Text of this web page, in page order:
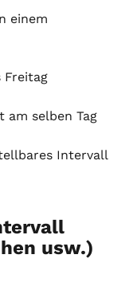
einem
selben Tag
Intervall
usw.)